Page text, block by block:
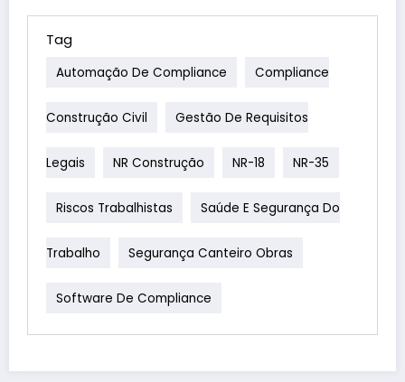
Tag
Automação De Compliance Compliance
Construção Civil Gestão De Requisitos
Legais NR Construção NR-18 NR-35
Riscos Trabalhistas Saúde E Segurança Do
Trabalho Segurança Canteiro Obras
Software De Compliance